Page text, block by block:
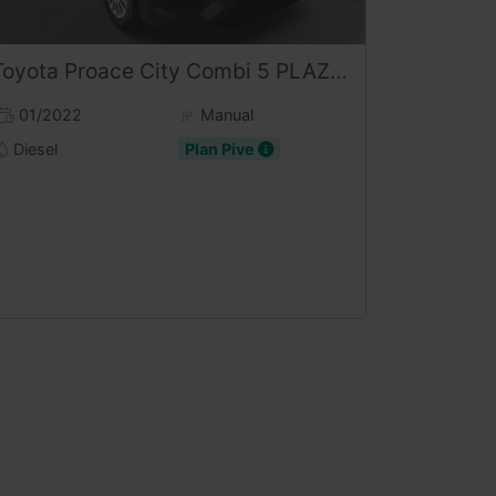
Proace City Combi 5 PLAZAS GX 102CV
01/2022
Manual
Diesel
Plan Pive